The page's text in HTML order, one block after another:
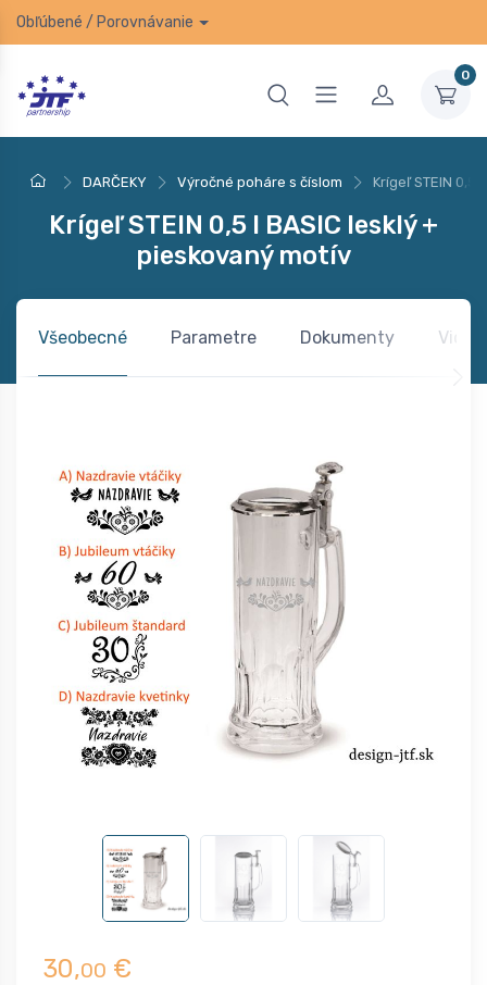
Obľúbené / Porovnávanie
0
DARČEKY Výročné poháre s číslom Krígeľ STEIN 0,5
Krígeľ STEIN 0,5 l BASIC lesklý +
pieskovaný motív
Všeobecné Parametre Dokumenty Video
30,00 €